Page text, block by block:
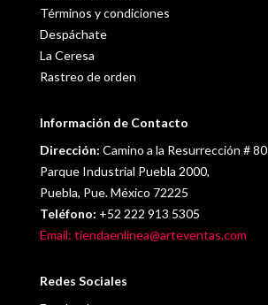
Términos y condiciones
Despáchate
La Ceresa
Rastreo de orden
Información de Contacto
Dirección: Camino a la Resurrección # 80
Parque Industrial Puebla 2000,
Puebla, Pue. México 72225
Teléfono: +52 222 913 5305
Email: tiendaenlinea@arteventas.com
Redes Sociales